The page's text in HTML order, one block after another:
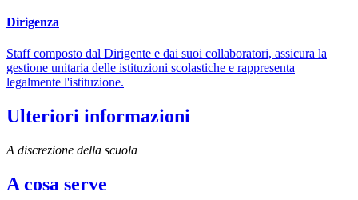
Dirigenza
Staff composto dal Dirigente e dai suoi collaboratori, assicura la
gestione unitaria delle istituzioni scolastiche e rappresenta
legalmente l'istituzione.
Ulteriori informazioni
A discrezione della scuola
A cosa serve